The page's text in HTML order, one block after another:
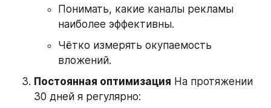
Понимать, какие каналы рекламы
наиболее эффективны.
Чётко измерять окупаемость
вложений.
Постоянная оптимизация На протяжении
30 дней я регулярно: